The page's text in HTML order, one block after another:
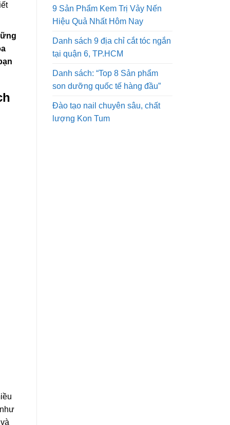
9 Sản Phẩm Kem Trị Vảy Nến
Hiệu Quả Nhất Hôm Nay
Danh sách 9 địa chỉ cắt tóc ngắn
tại quận 6, TP.HCM
Danh sách: “Top 8 Sản phẩm
son dưỡng quốc tế hàng đầu”
Đào tạo nail chuyên sâu, chất
lượng Kon Tum